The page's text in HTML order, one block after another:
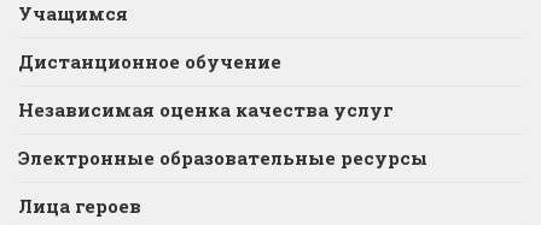
Учащимся
Дистанционное обучение
Независимая оценка качества услуг
Электронные образовательные ресурсы
Лица героев